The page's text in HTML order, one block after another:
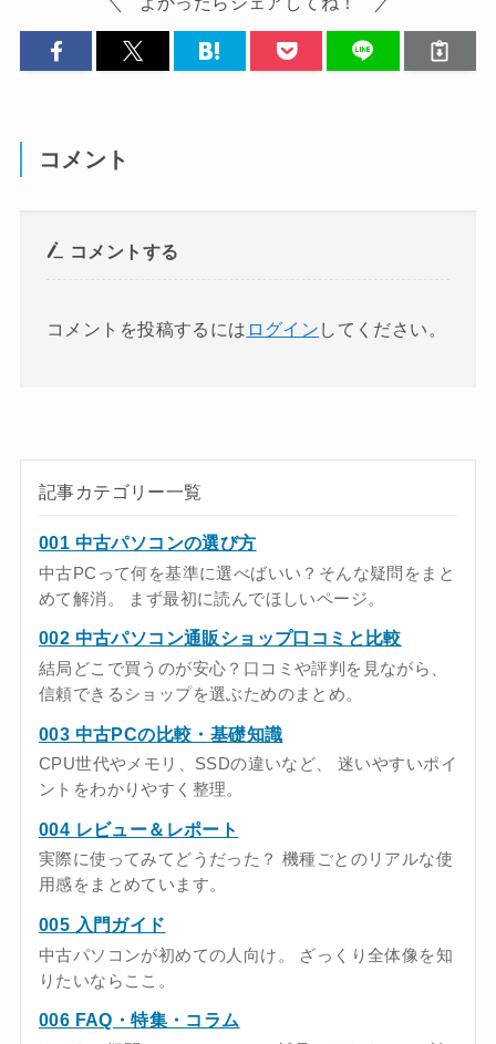
コメント
コメントする
コメントを投稿するには ログイン してください。
記事カテゴリー一覧
001 中古パソコンの選び方
中古PCって何を基準に選べばいい？そんな疑問をまと
めて解消。 まず最初に読んでほしいページ。
002 中古パソコン通販ショップ口コミと比較
結局どこで買うのが安心？口コミや評判を見ながら、
信頼できるショップを選ぶためのまとめ。
003 中古PCの比較・基礎知識
CPU世代やメモリ、SSDの違いなど、 迷いやすいポイ
ントをわかりやすく整理。
004 レビュー＆レポート
実際に使ってみてどうだった？ 機種ごとのリアルな使
用感をまとめています。
005 入門ガイド
中古パソコンが初めての人向け。 ざっくり全体像を知
りたいならここ。
006 FAQ・特集・コラム